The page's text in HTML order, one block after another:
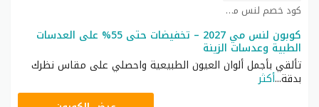
كود خصم لنس مي كوبون
كوبون لنس مي 2027 – تخفيضات حتى 55% على العدسات
الطبية وعدسات الزينة
تألقي بأجمل ألوان العيون الطبيعية واحصلي على مقاس نظرك
بدقة...أكثر